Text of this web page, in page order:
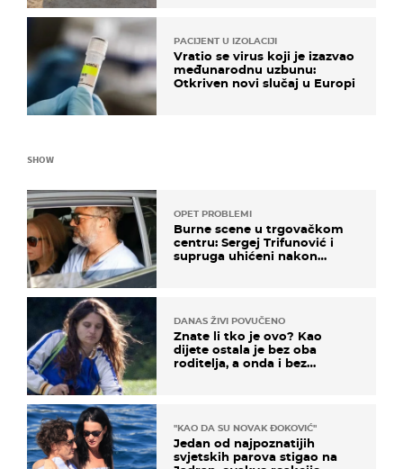
PACIJENT U IZOLACIJI
Vratio se virus koji je izazvao
međunarodnu uzbunu:
Otkriven novi slučaj u Europi
SHOW
OPET PROBLEMI
Burne scene u trgovačkom
centru: Sergej Trifunović i
supruga uhićeni nakon
DANAS ŽIVI POVUČENO
Znate li tko je ovo? Kao
dijete ostala je bez oba
roditelja, a onda i bez
"KAO DA SU NOVAK ĐOKOVIĆ"
Jedan od najpoznatijih
svjetskih parova stigao na